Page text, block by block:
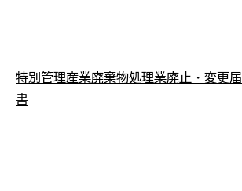
特別管理産業廃棄物処理業廃止・変更届
書